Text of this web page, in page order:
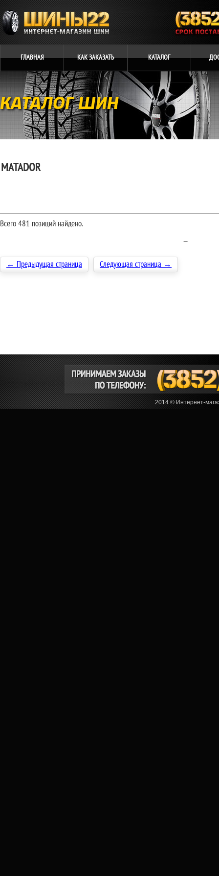
ГЛАВНАЯ КАКЗАКАЗАТЬ КАТАЛОГ
КАТАЛОГ ШИН
MATADOR
Всего 481 позиций найдено.
← Предыдущая страница
—
Следующая страница →
2014 © Интернет-